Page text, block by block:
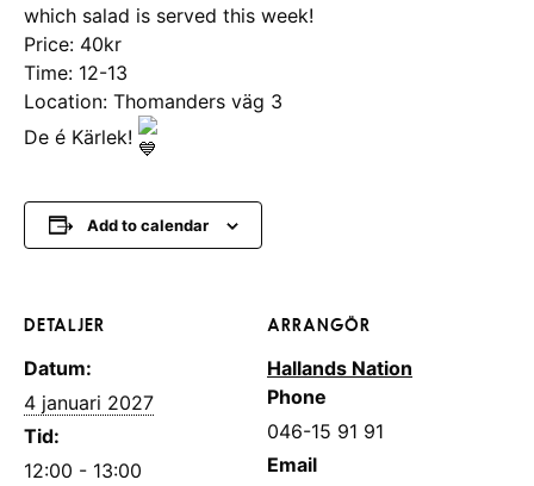
which salad is served this week!
Price: 40kr
Time: 12-13
Location: Thomanders väg 3
De é Kärlek!
Add to calendar
DETALJER
Datum:
4 januari 2027
Tid:
12:00 - 13:00
ARRANGÖR
Hallands Nation
Phone
046-15 91 91
Email